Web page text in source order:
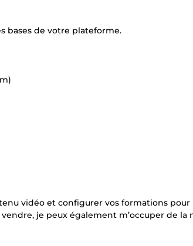
bases de votre plateforme.
vidéo et configurer vos formations pour
je peux également m’occuper de